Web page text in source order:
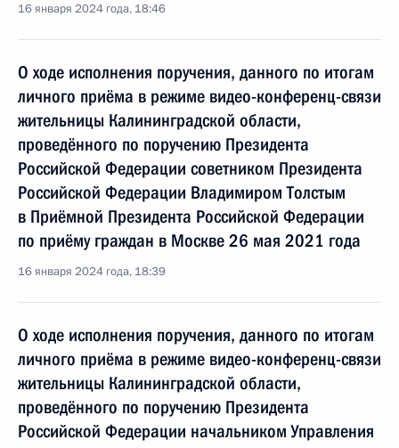
16 января 2024 года, 18:46
О ходе исполнения поручения, данного по итогам
личного приёма в режиме видео-конференц-связи
жительницы Калининградской области,
проведённого по поручению Президента
Российской Федерации советником Президента
Российской Федерации Владимиром Толстым
в Приёмной Президента Российской Федерации
по приёму граждан в Москве 26 мая 2021 года
16 января 2024 года, 18:39
О ходе исполнения поручения, данного по итогам
личного приёма в режиме видео-конференц-связи
жительницы Калининградской области,
проведённого по поручению Президента
Российской Федерации начальником Управления